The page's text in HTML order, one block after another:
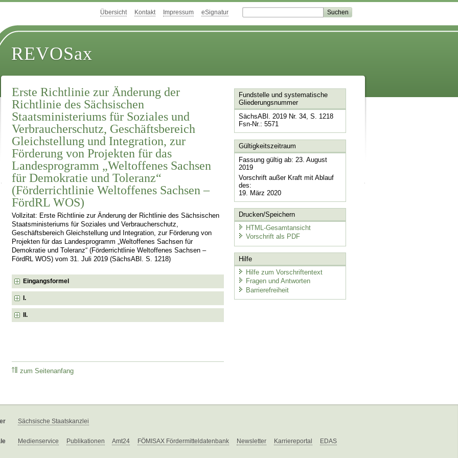
Übersicht Kontakt Impressum eSignatur
REVOSax
Erste Richtlinie zur Änderung der
Richtlinie des Sächsischen
Staatsministeriums für Soziales und
Verbraucherschutz, Geschäftsbereich
Gleichstellung und Integration, zur
Förderung von Projekten für das
Landesprogramm „Weltoffenes Sachsen
für Demokratie und Toleranz“
(Förderrichtlinie Weltoffenes Sachsen –
FördRL WOS)
Vollzitat: Erste Richtlinie zur Änderung der Richtlinie des Sächsischen
Staatsministeriums für Soziales und Verbraucherschutz,
Geschäftsbereich Gleichstellung und Integration, zur Förderung von
Projekten für das Landesprogramm „Weltoffenes Sachsen für
Demokratie und Toleranz“ (Förderrichtlinie Weltoffenes Sachsen –
FördRL WOS) vom 31. Juli 2019 (SächsABl. S. 1218)
Eingangsformel
I.
II.
zum Seitenanfang
Fundstelle und systematische
Gliederungsnummer
SächsABl. 2019 Nr. 34, S. 1218
Fsn-Nr.: 5571
Gültigkeitszeitraum
Fassung gültig ab: 23. August
2019
Vorschrift außer Kraft mit Ablauf
des:
19. März 2020
Drucken/Speichern
HTML-Gesamtansicht
Vorschrift als PDF
Hilfe
Hilfe zum Vorschriftentext
Fragen und Antworten
Barrierefreiheit
Sächsische Staatskanzlei
Medienservice Publikationen Amt24 FÖMISAX Fördermitteldatenbank Newsletter Karriereportal EDAS